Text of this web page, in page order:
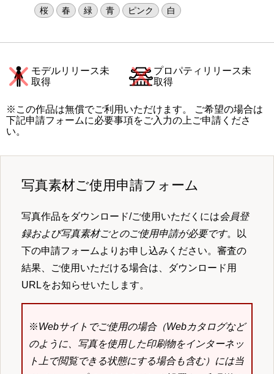
桜
春 緑 青 ピンク 白
モデルリリース未
取得
プロパティリリース未
取得
※この作品は無償でご利用いただけます。 ご希望の場合は
下記申請フォームに必要事項をご入力の上ご申請くださ
い。
写真素材ご使用申請フォーム
写真作品をダウンロード/ご使用いただくには会員登
録および写真素材ごとのご使用申請が必要です。以
下の申請フォームよりお申し込みください。審査の
結果、ご使用いただける場合は、ダウンロード用
URLをお知らせいたします。
※Webサイトでご使用の場合（Webカタログなど
のように、写真を使用した印刷物をインターネッ
ト上で閲覧できる状態にする場合も含む）には当